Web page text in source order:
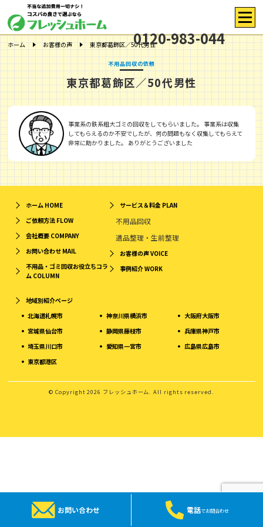
0120-983-044
ホーム お客様の声 東京都葛飾区／50代男性
不用品回収の依頼
東京都葛飾区／50代男性
事業系の鉄系粗大ゴミの回収をしてもらいました。 事業系は収集
してもらえるのか不安でしたが、何の問題もなく収集してもらえて
非常に助かりました。 ありがとうございました
ホーム HOME
ご依頼方法 FLOW
会社概要 COMPANY
お問い合わせ MAIL
不用品・ゴミ回収お役立ちコラ
ム COLUMN
サービス＆料金 PLAN
不用品回収
遺品整理・生前整理
お客様の声VOICE
事例紹介WORK
地域別紹介ページ
北海道札幌市
宮城県仙台市
埼玉県川口市
東京都港区
神奈川県横浜市
静岡県藤枝市
愛知県一宮市
大阪府大阪市
兵庫県神戸市
広島県広島市
© Copyright 2026 フレッシュホーム. All rights reserved.
お問い合わせ 電話でお問合わせ